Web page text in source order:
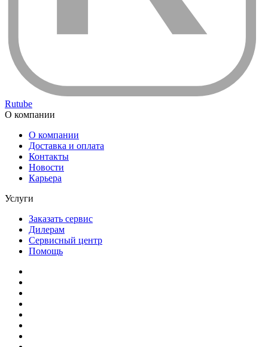
Rutube
О компании
О компании
Доставка и оплата
Контакты
Новости
Карьера
Услуги
Заказать сервис
Дилерам
Сервисный центр
Помощь